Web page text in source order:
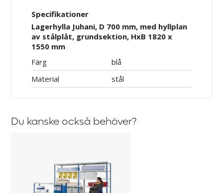
Specifikationer
Lagerhylla Juhani, D 700 mm, med hyllplan
av stålplåt, grundsektion, HxB 1820 x
1550 mm
Färg
blå
Material
stål
Du kanske också behöver?
pack,